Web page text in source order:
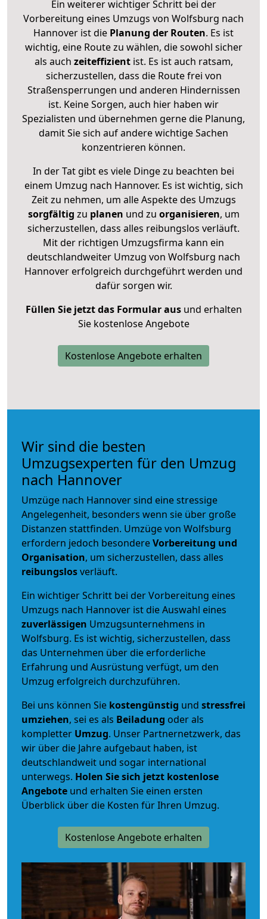
Ein weiterer wichtiger Schritt bei der
Vorbereitung eines Umzugs von Wolfsburg nach
Hannover ist die Planung der Routen. Es ist
wichtig, eine Route zu wählen, die sowohl sicher
als auch zeiteffizientist. Es ist auch ratsam,
sicherzustellen, dass die Route frei von
Straßensperrungen und anderen Hindernissen
ist. Keine Sorgen, auch hier haben wir
Spezialisten und übernehmen gerne die Planung,
damit Sie sich auf andere wichtige Sachen
konzentrieren können.
In der Tat gibt es viele Dinge zu beachten bei
einem Umzug nach Hannover. Es ist wichtig, sich
Zeit zu nehmen, um alle Aspekte des Umzugs
sorgfältig zu planen und zu organisieren, um
sicherzustellen, dass alles reibungslos verläuft.
Mit der richtigen Umzugsfirma kann ein
deutschlandweiter Umzug von Wolfsburg nach
Hannover erfolgreich durchgeführt werden und
dafür sorgen wir.
Füllen Sie jetzt das Formular ausund erhalten
Sie kostenlose Angebote
Kostenlose Angebote erhalten
Wir sind die besten
Umzugsexperten für den Umzug
nach Hannover
Umzüge nach Hannover sind eine stressige
Angelegenheit, besonders wenn sie über große
Distanzen stattfinden. Umzüge von Wolfsburg
erfordern jedoch besondereVorbereitung und
Organisation, um sicherzustellen, dass alles
reibungslosverläuft.
Ein wichtiger Schritt bei der Vorbereitung eines
Umzugs nach Hannover ist die Auswahl eines
zuverlässigen Umzugsunternehmens in
Wolfsburg. Es ist wichtig, sicherzustellen, dass
das Unternehmen über die erforderliche
Erfahrung und Ausrüstung verfügt, um den
Umzug erfolgreich durchzuführen.
Bei uns können Sie kostengünstig und stressfrei
umziehen, sei es als Beiladung oder als
kompletter Umzug. Unser Partnernetzwerk, das
wir über die Jahre aufgebaut haben, ist
deutschlandweit und sogar international
unterwegs. Holen Sie sich jetzt kostenlose
Angebote und erhalten Sie einen ersten
Überblick über die Kosten für Ihren Umzug.
Kostenlose Angebote erhalten